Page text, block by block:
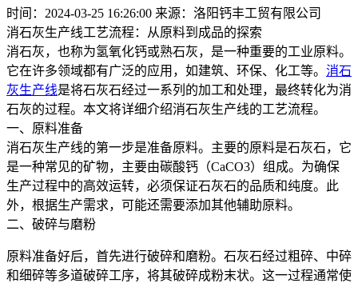
时间：2024-03-25 16:26:00 来源：洛阳钙丰工贸有限公司
消石灰生产线工艺流程：从原料到成品的探索
消石灰，也称为氢氧化钙或熟石灰，是一种重要的工业原料。
它在许多领域都有广泛的应用，如建筑、环保、化工等。 消石
灰生产线是将石灰石经过一系列的加工和处理，最终转化为消
石灰的过程。本文将详细介绍消石灰生产线的工艺流程。
一、原料准备
消石灰生产线的第一步是准备原料。主要的原料是石灰石，它
是一种常见的矿物，主要由碳酸钙（CaCO3）组成。为确保
生产过程中的高效运转，必须保证石灰石的品质和纯度。此
外，根据生产需求，可能还需要添加其他辅助原料。
二、破碎与磨粉
原料准备好后，首先进行破碎和磨粉。石灰石经过粗碎、中碎
和细碎等多道破碎工序，将其破碎成粉末状。这一过程通常使